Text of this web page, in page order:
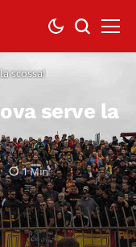
scossa!
serve la
1 Min